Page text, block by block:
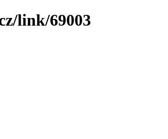
link/69003